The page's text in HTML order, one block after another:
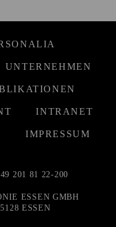
UNTERNEHMEN
INTRANET
IMPRESSUM
201 81 22-200
ESSEN GMBH
ESSEN